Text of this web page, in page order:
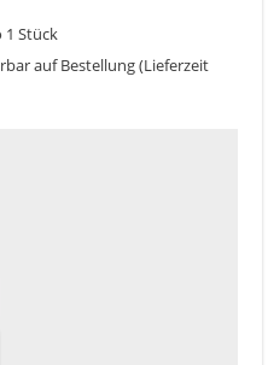
1 Stück
auf Bestellung (Lieferzeit